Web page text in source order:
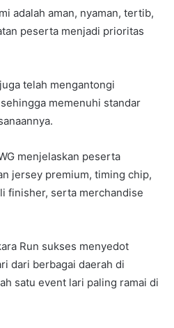
adalah aman, nyaman, tertib,
peserta menjadi prioritas
telah mengantongi
memenuhi standar
menjelaskan peserta
jersey premium, timing chip,
finisher, serta merchandise
Run sukses menyedot
dari berbagai daerah di
satu event lari paling ramai di